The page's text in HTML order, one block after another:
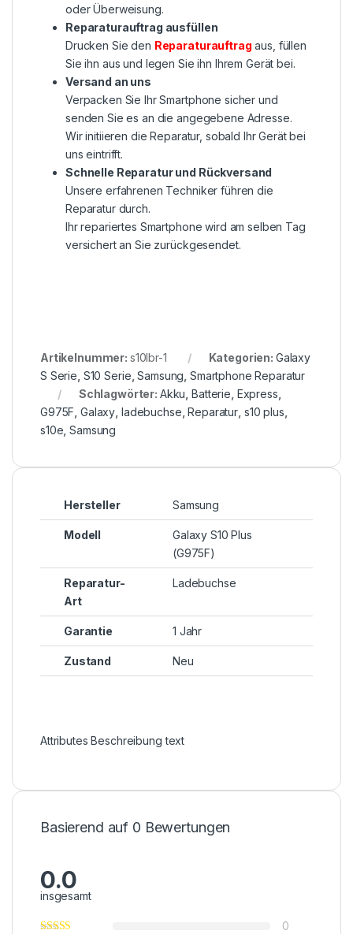
oder Überweisung.
Reparaturauftrag ausfüllen
Drucken Sie den Reparaturauftrag aus, füllen
Sie ihn aus und legen Sie ihn Ihrem Gerät bei.
Versand an uns
Verpacken Sie Ihr Smartphone sicher und
senden Sie es an die angegebene Adresse.
Wir initiieren die Reparatur, sobald Ihr Gerät bei
uns eintrifft.
Schnelle Reparatur und Rückversand
Unsere erfahrenen Techniker führen die
Reparatur durch.
Ihr repariertes Smartphone wird am selben Tag
versichert an Sie zurückgesendet.
Artikelnummer: s10lbr-1 Kategorien: Galaxy
S Serie S10 Serie ,Samsung ,Smartphone Reparatur
Schlagwörter: Akku ,Batterie Express
G975F ,Galaxy ladebuchse ,Reparatur s10 plus
s10e ,Samsung
Hersteller Samsung
Modell
Galaxy S10 Plus
(G975F)
Reparatur-
Art
Ladebuchse
Garantie 1 Jahr
Zustand Neu
Attributes Beschreibung text
Basierend auf 0 Bewertungen
0.0
insgesamt
0